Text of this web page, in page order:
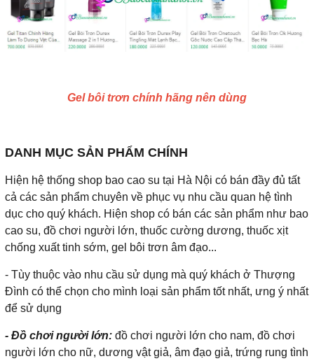
Gel bôi trơn chính hãng nên dùng
DANH MỤC SẢN PHẨM CHÍNH
Hiện hệ thống shop bao cao su tại Hà Nội có bán đầy đủ tất
cả các sản phẩm chuyên về phục vụ nhu cầu quan hệ tình
dục cho quý khách. Hiện shop có bán các sản phẩm như bao
cao su, đồ chơi người lớn, thuốc cường dương, thuốc xịt
chống xuất tinh sớm, gel bôi trơn âm đạo...
- Tùy thuộc vào nhu cầu sử dụng mà quý khách ở Thượng
Đình có thể chọn cho mình loại sản phẩm tốt nhất, ưng ý nhất
để sử dụng
- Đồ chơi người lớn: đồ chơi người lớn cho nam, đồ chơi
người lớn cho nữ, dương vật giả, âm đạo giả, trứng rung tình